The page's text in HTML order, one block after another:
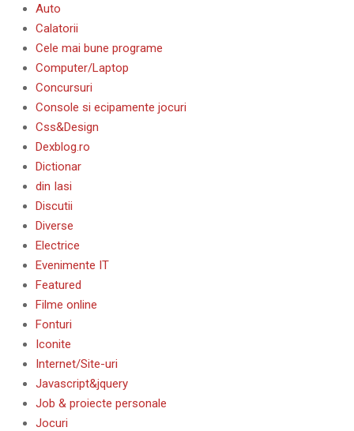
Auto
Calatorii
Cele mai bune programe
Computer/Laptop
Concursuri
Console si ecipamente jocuri
Css&Design
Dexblog.ro
Dictionar
din Iasi
Discutii
Diverse
Electrice
Evenimente IT
Featured
Filme online
Fonturi
Iconite
Internet/Site-uri
Javascript&jquery
Job & proiecte personale
Jocuri